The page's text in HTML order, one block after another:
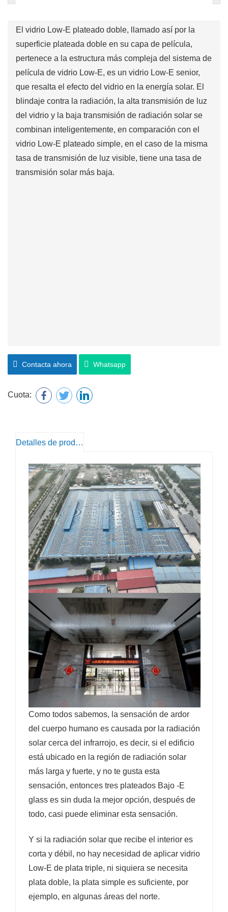
El vidrio Low-E plateado doble, llamado así por la
superficie plateada doble en su capa de película,
pertenece a la estructura más compleja del sistema de
película de vidrio Low-E, es un vidrio Low-E senior,
que resalta el efecto del vidrio en la energía solar. El
blindaje contra la radiación, la alta transmisión de luz
del vidrio y la baja transmisión de radiación solar se
combinan inteligentemente, en comparación con el
vidrio Low-E plateado simple, en el caso de la misma
tasa de transmisión de luz visible, tiene una tasa de
transmisión solar más baja.
Contacta ahora Whatsapp
Cuota:
Detalles de producto
Como todos sabemos, la sensación de ardor
del cuerpo humano es causada por la radiación
solar cerca del infrarrojo, es decir, si el edificio
está ubicado en la región de radiación solar
más larga y fuerte, y no te gusta esta
sensación, entonces tres plateados Bajo -E
glass es sin duda la mejor opción, después de
todo, casi puede eliminar esta sensación.
Y si la radiación solar que recibe el interior es
corta y débil, no hay necesidad de aplicar vidrio
Low-E de plata triple, ni siquiera se necesita
plata doble, la plata simple es suficiente, por
ejemplo, en algunas áreas del norte.